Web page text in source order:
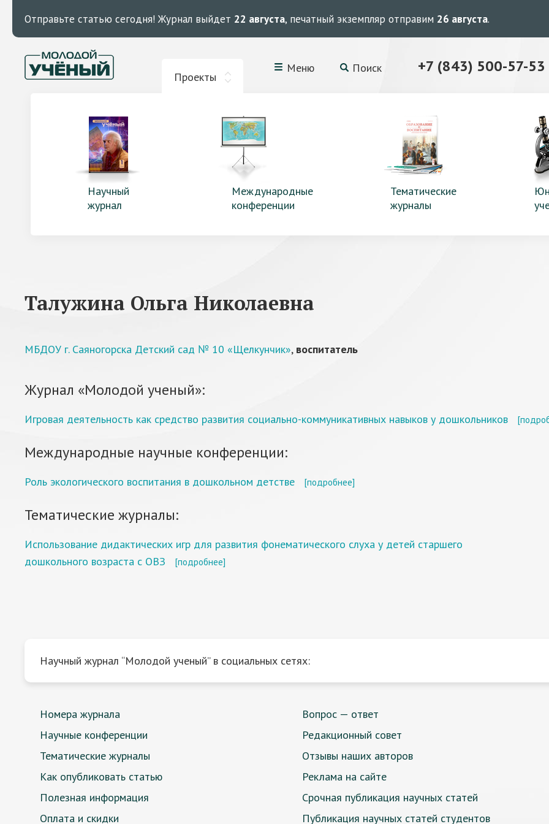
Отправьте статью сегодня! Журнал выйдет 22 августа, печатный экземпляр отправим 26 августа.
Проекты
Меню Поиск +7 (843) 500-57-53
Научный
журнал
Международные
конференции
Тематические
журналы
Талужина Ольга Николаевна
МБДОУ г. Саяногорска Детский сад № 10 «Щелкунчик», воспитатель
Журнал «Молодой ученый»:
Игровая деятельность как средство развития социально-коммуникативных навыков у дошкольников
Международные научные конференции:
Роль экологического воспитания в дошкольном детстве [подробнее]
Тематические журналы:
Использование дидактических игр для развития фонематического слуха у детей старшего
дошкольного возраста с ОВЗ
[подробнее]
Научный журнал “Молодой ученый” в социальных сетях:
Номера журнала
Научные конференции
Тематические журналы
Как опубликовать статью
Полезная информация
Оплата и скидки
Вопрос — ответ
Редакционный совет
Отзывы наших авторов
Реклама на сайте
Срочная публикация научных статей
Публикация научных статей студентов